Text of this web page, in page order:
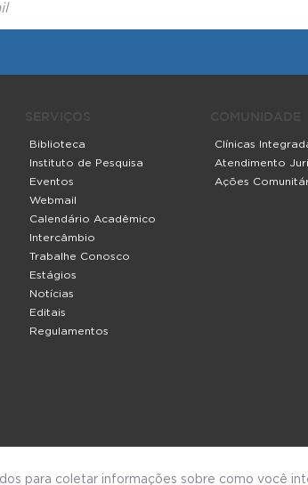
para coletar informações sobre como você
Biblioteca
Instituto de Pesquisa
Eventos
Webmail
Calendário Acadêmico
Intercâmbio
Trabalhe Conosco
Estágios
Notícias
Editais
Regulamentos
Clínicas
Atendimento
Ações